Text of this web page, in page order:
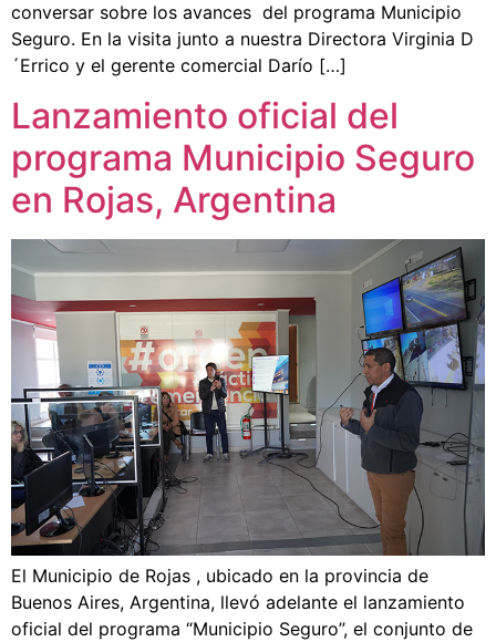
conversar sobre los avances del programa Municipio
Seguro. En la visita junto a nuestra Directora Virginia D
´Errico y el gerente comercial Darío […]
Lanzamiento oficial del
programa Municipio Seguro
en Rojas, Argentina
El Municipio de Rojas , ubicado en la provincia de
Buenos Aires, Argentina, llevó adelante el lanzamiento
oficial del programa “Municipio Seguro”, el conjunto de